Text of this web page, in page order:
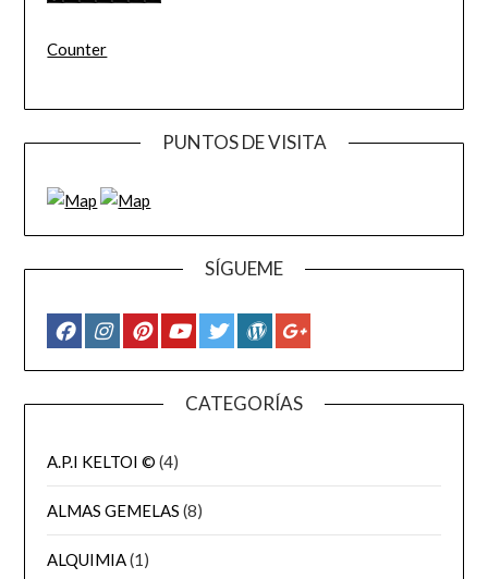
Counter
PUNTOS DE VISITA
SÍGUEME
CATEGORÍAS
A.P.I KELTOI © (4)
ALMAS GEMELAS (8)
ALQUIMIA(1)